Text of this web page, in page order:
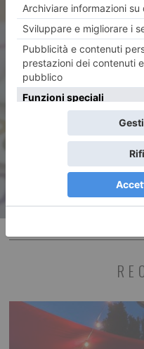
Polliotto
come